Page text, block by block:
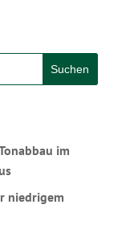
im
niedrigem